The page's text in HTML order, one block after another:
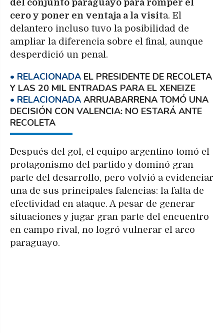
del conjunto paraguayo para romper el
cero y poner en ventaja a la visita. El
delantero incluso tuvo la posibilidad de
ampliar la diferencia sobre el final, aunque
desperdició un penal.
EL PRESIDENTE DE RECOLETA
Y LAS 20 MIL ENTRADAS PARA EL XENEIZE
ARRUABARRENA TOMÓ UNA
DECISIÓN CON VALENCIA: NO ESTARÁ ANTE
RECOLETA
Después del gol, el equipo argentino tomó el
protagonismo del partido y dominó gran
parte del desarrollo, pero volvió a evidenciar
una de sus principales falencias: la falta de
efectividad en ataque. A pesar de generar
situaciones y jugar gran parte del encuentro
en campo rival, no logró vulnerar el arco
paraguayo.